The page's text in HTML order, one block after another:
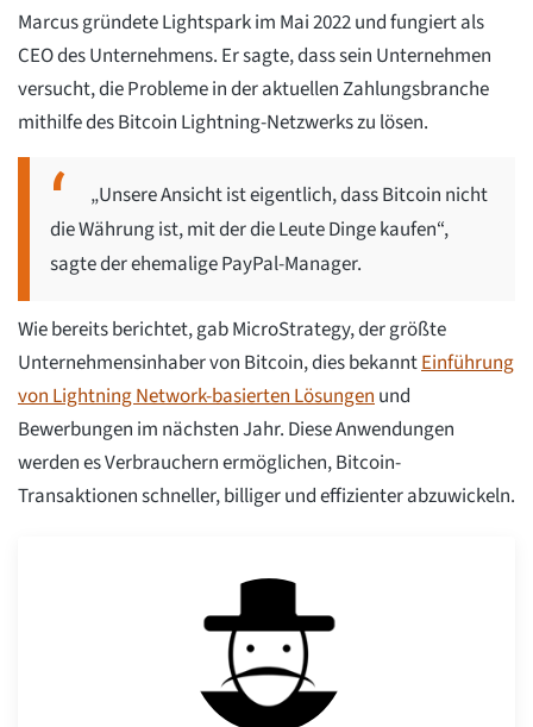
Marcus gründete Lightspark im Mai 2022 und fungiert als
CEO des Unternehmens. Er sagte, dass sein Unternehmen
versucht, die Probleme in der aktuellen Zahlungsbranche
mithilfe des Bitcoin Lightning-Netzwerks zu lösen.
„Unsere Ansicht ist eigentlich, dass Bitcoin nicht
die Währung ist, mit der die Leute Dinge kaufen“,
sagte der ehemalige PayPal-Manager.
Wie bereits berichtet, gab MicroStrategy, der größte
Unternehmensinhaber von Bitcoin, dies bekanntEinführung
von Lightning Network-basierten Lösungenund
Bewerbungen im nächsten Jahr. Diese Anwendungen
werden es Verbrauchern ermöglichen, Bitcoin-
Transaktionen schneller, billiger und effizienter abzuwickeln.